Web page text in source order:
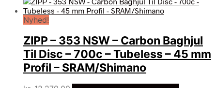
Nyhed!
ZIPP – 353 NSW – Carbon Baghjul
Til Disc – 700c – Tubeless – 45 mm
Profil – SRAM/Shimano